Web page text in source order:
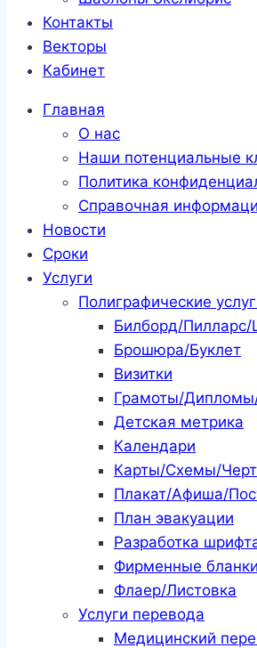
Контакты
Векторы
Кабинет
Главная
О нас
Наши потенциальные
Политика
Справочная
Новости
Сроки
Услуги
Полиграфические
Билборд/
Брошюра/Буклет
Визитки
Грамоты/
Детская метрика
Календари
Карты/Схемы/
Плакат/Афиша/
План эвакуации
Разработка
Фирменные бланки
Флаер/Листовка
Услуги перевода
Медицинский